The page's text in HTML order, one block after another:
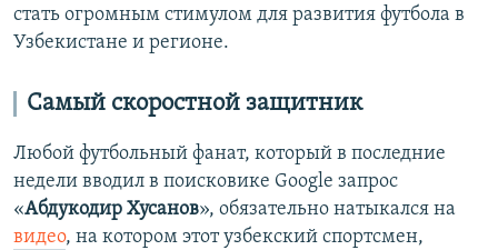
стать огромным стимулом для развития футбола в
Узбекистане и регионе.
Самый скоростной защитник
Любой футбольный фанат, который в последние
недели вводил в поисковике Google запрос
«Абдукодир Хусанов», обязательно натыкался на
видео, на котором этот узбекский спортсмен,